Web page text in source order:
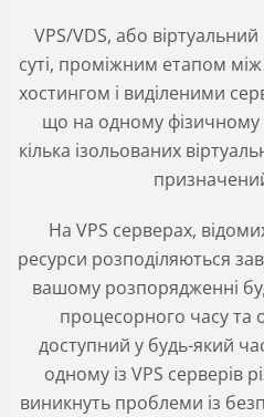
VPS/VDS, або
суті, проміжним етапом
хостингом і виділеними
що на одному фізичному
кілька ізольованих
На VPS серверах,
ресурси розподіляються
вашому розпорядженні
процесорного часу та
доступний у будь-який
одному із VPS серверів
виникнуть проблеми із